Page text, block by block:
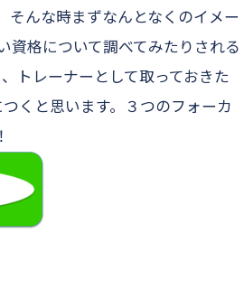
そんな時まずなんとなくのイメー
資格について調べてみたりされる
トレーナーとして取っておきた
くと思います。３つのフォーカ